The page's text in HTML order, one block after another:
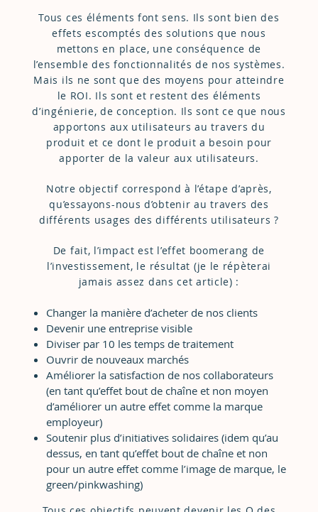
Tous ces éléments font sens. Ils sont bien des
effets escomptés des solutions que nous
mettons en place, une conséquence de
l’ensemble des fonctionnalités de nos systèmes.
Mais ils ne sont que des moyens pour atteindre
le ROI. Ils sont et restent des éléments
d’ingénierie, de conception. Ils sont ce que nous
apportons aux utilisateurs au travers du
produit et ce dont le produit a besoin pour
apporter de la valeur aux utilisateurs.
Notre objectif correspond à l’étape d’après,
qu’essayons-nous d’obtenir au travers des
différents usages des différents utilisateurs ?
De fait, l’impact est l’effet boomerang de
l’investissement, le résultat (je le répèterai
jamais assez dans cet article) :
Changer la manière d’acheter de nos clients
Devenir une entreprise visible
Diviser par 10 les temps de traitement
Ouvrir de nouveaux marchés
Améliorer la satisfaction de nos collaborateurs
(en tant qu’effet bout de chaîne et non moyen
d’améliorer un autre effet comme la marque
employeur)
Soutenir plus d’initiatives solidaires (idem qu’au
dessus, en tant qu’effet bout de chaîne et non
pour un autre effet comme l’image de marque, le
green/pinkwashing)